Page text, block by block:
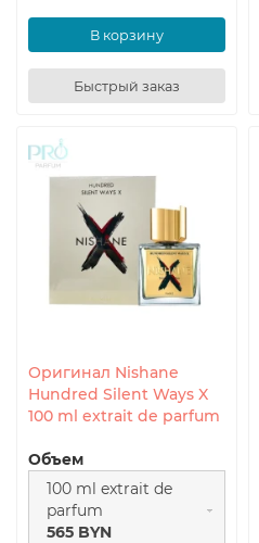
В корзину
Быстрый заказ
Оригинал Nishane
Hundred Silent Ways X
100 ml extrait de parfum
Объем
100 ml extrait de
parfum
565 BYN